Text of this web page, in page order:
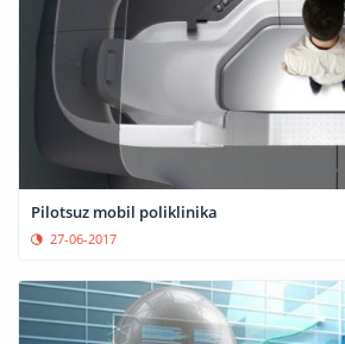
Pilotsuz mobil poliklinika
27-06-2017